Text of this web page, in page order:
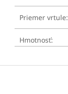
Priemer vrtule:
Hmotnosť:
Z